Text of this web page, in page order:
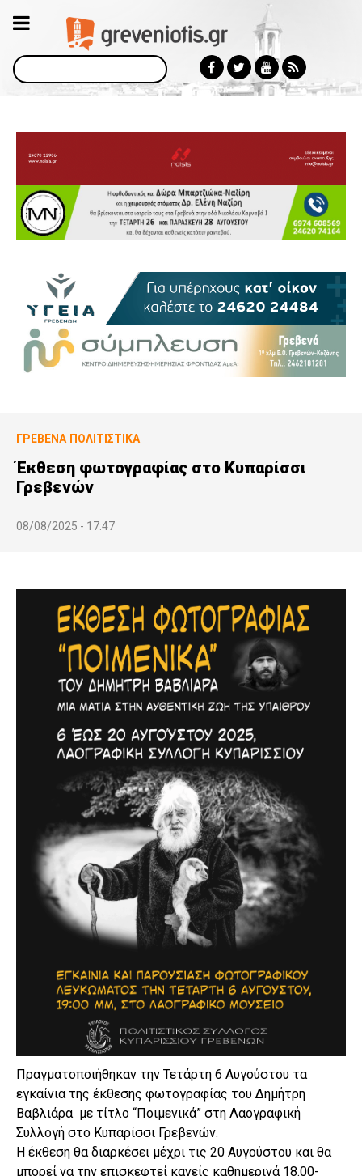
Αναζήτηση
ΓΡΕΒΕΝΆ ΠΟΛΙΤΙΣΤΙΚΆ
Έκθεση φωτογραφίας στο Κυπαρίσσι
Γρεβενών
08/08/2025 - 17:47
Πραγματοποιήθηκαν την Τετάρτη 6 Αυγούστου τα
εγκαίνια της έκθεσης φωτογραφίας του Δημήτρη
Βαβλιάρα με τίτλο “Ποιμενικά” στη Λαογραφική
Συλλογή στο Κυπαρίσσι Γρεβενών.
Η έκθεση θα διαρκέσει μέχρι τις 20 Αυγούστου και θα
μπορεί να την επισκεφτεί κανείς καθημερινά 18.00-